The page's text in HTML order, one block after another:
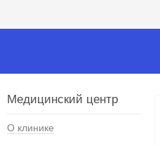
Медицинский центр
О клинике